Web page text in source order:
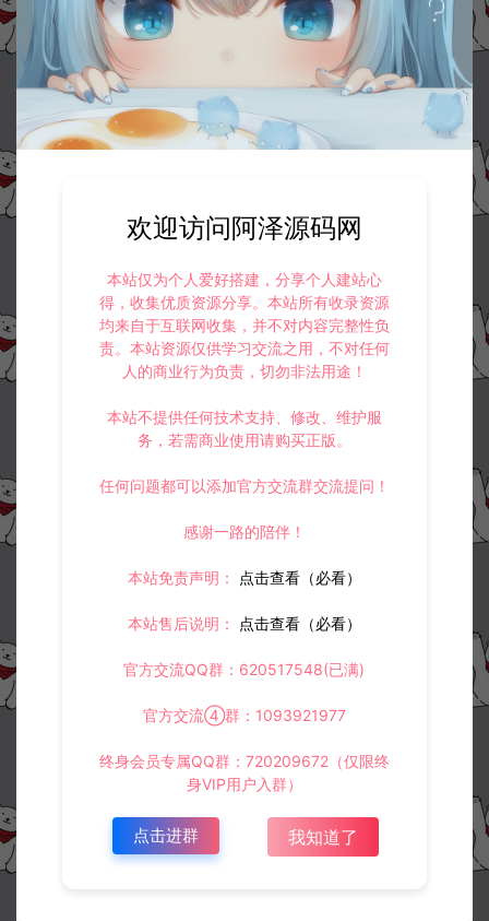
欢迎访问阿泽源码网
本站仅为个人爱好搭建，分享个人建站心
得，收集优质资源分享。本站所有收录资源
均来自于互联网收集，并不对内容完整性负
责。本站资源仅供学习交流之用，不对任何
人的商业行为负责，切勿非法用途！
本站不提供任何技术支持、修改、维护服
务，若需商业使用请购买正版。
任何问题都可以添加官方交流群交流提问！
感谢一路的陪伴！
本站免责声明： 点击查看（必看）
本站售后说明： 点击查看（必看）
官方交流QQ群：620517548(已满)
官方交流④群：1093921977
终身会员专属QQ群：720209672（仅限终
身VIP用户入群）
点击进群 我知道了